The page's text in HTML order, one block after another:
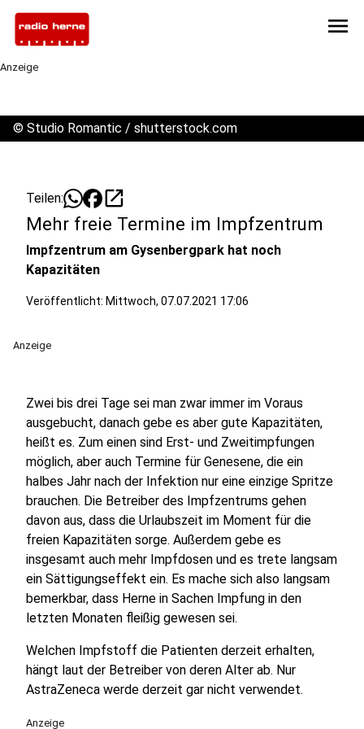
menu
Anzeige
© Studio Romantic / shutterstock.com
Teilen: open_in_new
Mehr freie Termine im Impfzentrum
Impfzentrum am Gysenbergpark hat noch
Kapazitäten
Veröffentlicht: Mittwoch, 07.07.2021 17:06
Anzeige
Zwei bis drei Tage sei man zwar immer im Voraus
ausgebucht, danach gebe es aber gute Kapazitäten,
heißt es. Zum einen sind Erst- und Zweitimpfungen
möglich, aber auch Termine für Genesene, die ein
halbes Jahr nach der Infektion nur eine einzige Spritze
brauchen. Die Betreiber des Impfzentrums gehen
davon aus, dass die Urlaubszeit im Moment für die
freien Kapazitäten sorge. Außerdem gebe es
insgesamt auch mehr Impfdosen und es trete langsam
ein Sättigungseffekt ein. Es mache sich also langsam
bemerkbar, dass Herne in Sachen Impfung in den
letzten Monaten fleißig gewesen sei.
Welchen Impfstoff die Patienten derzeit erhalten,
hängt laut der Betreiber von deren Alter ab. Nur
AstraZeneca werde derzeit gar nicht verwendet.
Anzeige